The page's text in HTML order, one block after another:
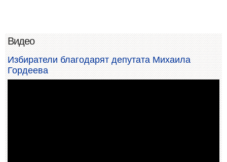
Видео
Избиратели благодарят депутата Михаила
Гордеева